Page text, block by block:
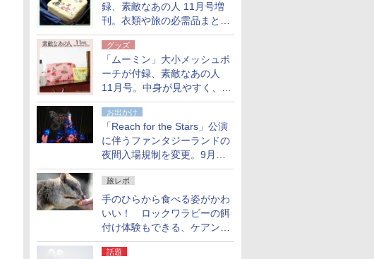
録、素敵なあの人 11月号増
刊。衣類や旅の必需品まとま
る大小2個セット
グッズ
「ムーミン」大小メッシュポ
ーチが付録、素敵なあの人
11月号。中身が見やすく、温
泉スパにも使える
お出かけ
「Reach for the Stars」公演
に伴うファンタジーランドの
夜間入場規制を変更。9月か
ら18時50分～20時ごろに
旅レポ
手のひらから食べる姿がかわ
いい！ ロックワラビーの餌
付け体験もできる、ケアンズ
でアサートン高原の日本語ガ
イド付きツアーに参加してみ
話題